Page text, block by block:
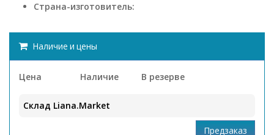
Страна-изготовитель:
Наличие и цены
Цена Наличие В резерве
Склад Liana.Market